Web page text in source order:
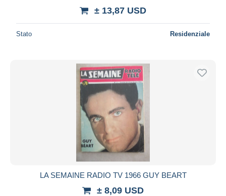
± 13,87 USD
Stato Residenziale
LA SEMAINE RADIO TV 1966 GUY BEART
± 8,09 USD